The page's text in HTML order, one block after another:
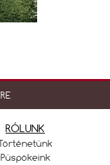
RÓLUNK
Püspökeink